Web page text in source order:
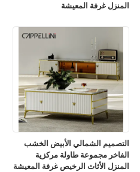
المنزل غرفة المعيشة
التصميم الشمالي الأبيض الخشب
الفاخر مجموعة طاولة مركزية
المنزل الأثاث الرخيص غرفة المعيشة